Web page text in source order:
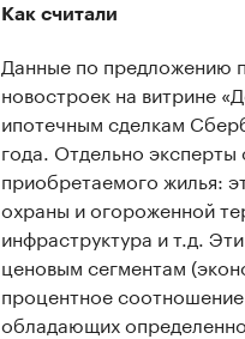
Как считали
Данные по предложению
новостроек на витрине
ипотечным сделкам
года. Отдельно
приобретаемого жилья:
охраны и огороженной
инфраструктура и т.д.
ценовым сегментам
процентное
обладающих